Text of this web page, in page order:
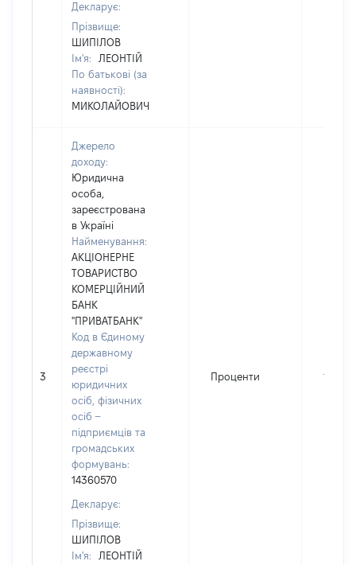
Декларує:
Прізвище:
ШИПІЛОВ
Ім'я:
ЛЕОНТІЙ
По батькові (за
наявності):
МИКОЛАЙОВИЧ
3
Джерело
доходу:
Юридична
особа,
зареєстрована
в Україні
Найменування:
АКЦІОНЕРНЕ
ТОВАРИСТВО
КОМЕРЦІЙНИЙ
БАНК
"ПРИВАТБАНК"
Код в Єдиному
державному
реєстрі
юридичних
осіб, фізичних
осіб –
підприємців та
громадських
формувань:
14360570
Декларує:
Прізвище:
ШИПІЛОВ
Ім'я:
ЛЕОНТІЙ
Проценти 1755